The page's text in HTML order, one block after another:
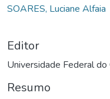
SOARES, Luciane Alfaia
Editor
Universidade Federal
Resumo